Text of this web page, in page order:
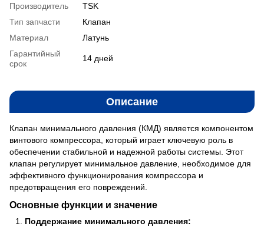
Производитель
TSK
Тип запчасти
Клапан
Материал
Латунь
Гарантийный
срок
14 дней
Описание
Клапан минимального давления (КМД) является компонентом
винтового компрессора, который играет ключевую роль в
обеспечении стабильной и надежной работы системы. Этот
клапан регулирует минимальное давление, необходимое для
эффективного функционирования компрессора и
предотвращения его повреждений.
Основные функции и значение
Поддержание минимального давления: